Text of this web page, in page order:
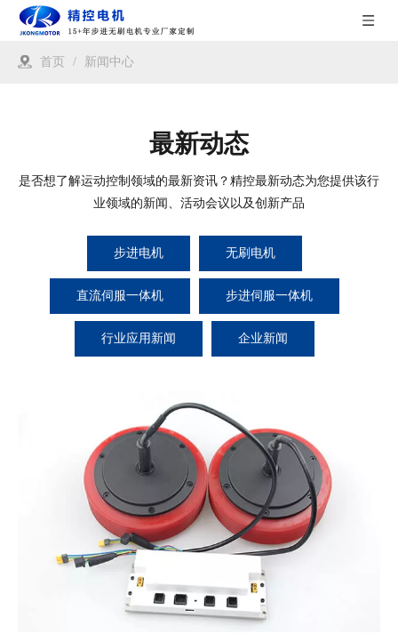
首页 / 新闻中心
最新动态
是否想了解运动控制领域的最新资讯？精控最新动态为您提供该行
业领域的新闻、活动会议以及创新产品
步进电机 无刷电机
直流伺服一体机 步进伺服一体机
行业应用新闻 企业新闻